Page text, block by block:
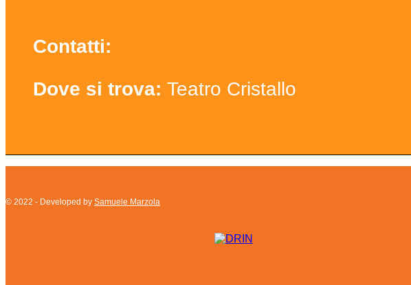
Contatti:
Dove si trova: Teatro Cristallo
© 2022 - Developed by Samuele Marzola